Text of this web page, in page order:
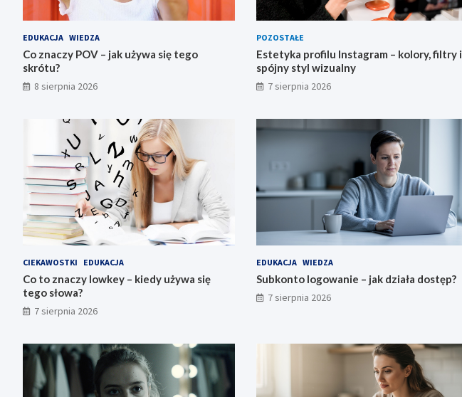
EDUKACJA WIEDZA
Co znaczy POV – jak używa się tego
skrótu?
8 sierpnia 2026
POZOSTAŁE
Estetyka profilu Instagram – kolory, filtry i
spójny styl wizualny
7 sierpnia 2026
CIEKAWOSTKI EDUKACJA
Co to znaczy lowkey – kiedy używa się
tego słowa?
7 sierpnia 2026
EDUKACJA WIEDZA
Subkonto logowanie – jak działa dostęp?
7 sierpnia 2026